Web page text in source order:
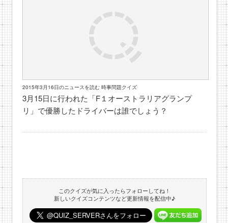
2015年3月16日のニュースを読む 時事問題クイズ
3月15日に行われた「F１オーストラリアグランプ
リ」で優勝したドライバーは誰でしょう？
このクイズが気に入ったらフォローしてね！
新しいクイズコンテンツなど更新情報を配信中♪